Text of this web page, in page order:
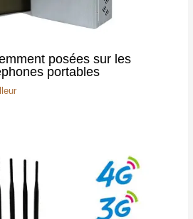
posées sur les
portables